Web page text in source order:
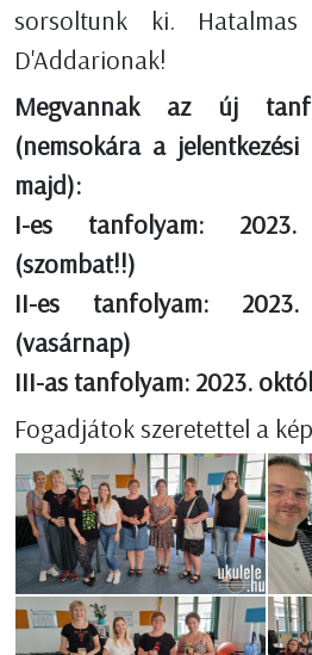
sorsoltunk ki.
D'Addarionak!
Megvannak az új
(nemsokára a
majd):
I-es tanfolyam: 2023.
(szombat!!)
II-es tanfolyam:
(vasárnap)
III-as tanfolyam: 2023.
Fogadjátok szeretettel a